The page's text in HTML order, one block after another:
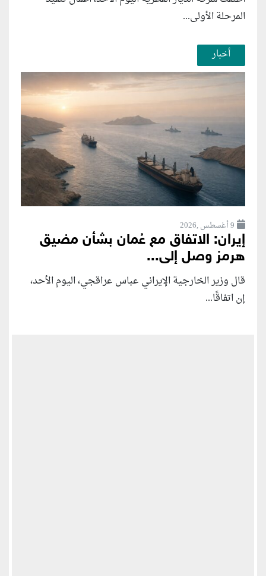
المرحلة الأولى...
أخبار
9 أغسطس ,2026
إيران: الاتفاق مع عُمان بشأن مضيق
هرمز وصل إلى...
قال وزير الخارجية الإيراني عباس عراقجي، اليوم الأحد،
إن اتفاقًا...